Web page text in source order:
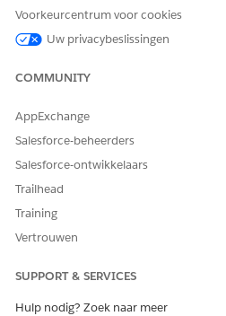
Laat ons weten wat we kunnen
Voorkeurcentrum voor cookies
Uw privacybeslissingen
COMMUNITY
AppExchange
Salesforce-beheerders
Salesforce-ontwikkelaars
Trailhead
Training
Vertrouwen
SUPPORT & SERVICES
Hulp nodig? Zoek naar meer